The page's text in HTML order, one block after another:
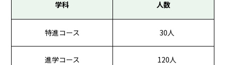
学科 人数
特進コース 30人
進学コース 120人